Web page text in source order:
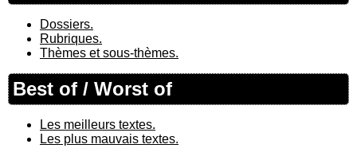
Dossiers.
Rubriques.
Thèmes et sous-thèmes.
Best of / Worst of
Les meilleurs textes.
Les plus mauvais textes.